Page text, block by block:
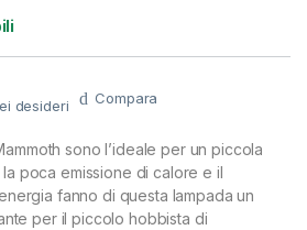
desideri Compara
sono l’ideale per un piccola
la poca emissione di calore e il
fanno di questa lampada un
per il piccolo hobbista di